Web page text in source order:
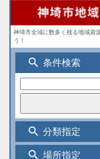
神埼市全域に数多く残る地域資
う！
search 条件検索
search 分類指定
search 場所指定